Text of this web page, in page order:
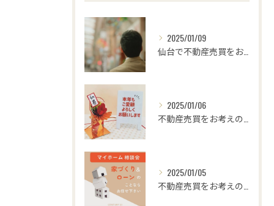
2025/01/09
2025/01/06
2025/01/05